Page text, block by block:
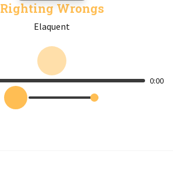
Righting Wrongs
Elaquent
0:00